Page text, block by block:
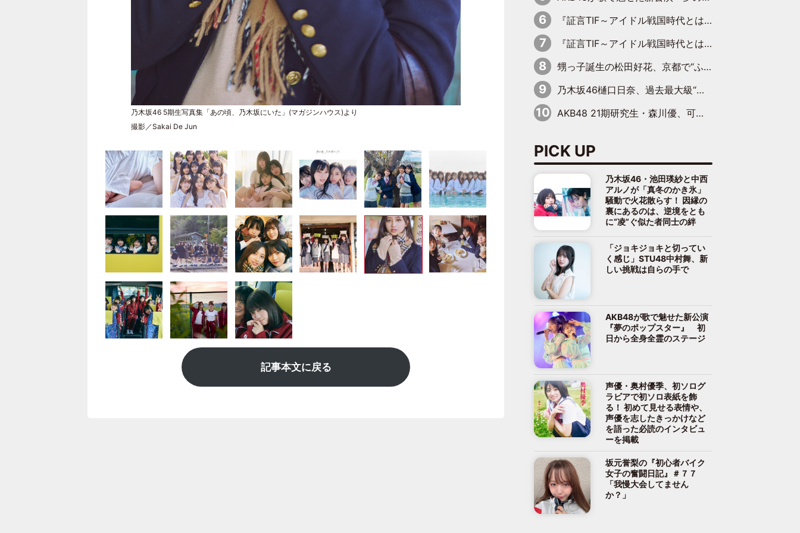
乃木坂46 5期生写真集「あの頃、乃木坂にいた」(マガジンハウス)より
撮影／Sakai De Jun
記事本文に戻る
『証言TIF～アイドル戦国時代とはなんだったのか～』第6回：でんぱ組.inc・古川未鈴×相沢梨紗「『ハロプロやりたかったな』って言ったら、夢眠ねむさんに『てめえはでんぱ組．incなんだよ！』って肩パンされて(笑)」
『証言TIF～アイドル戦国時代とはなんだったのか～』第11回：私立恵比寿中学・真山りか×安本彩花「TIFで10年ぶりのキョンシーメイクをしたら、場を完全に引かせてしまって。時代が変わったんだなって」
甥っ子誕生の松田好花、京都で“ふたつの家族”をはしご！ “母”黒谷友香に見送られ、“父”松岡昌宏とはハシゴ酒
乃木坂46樋口日奈、過去最大級“大人の色気”あふれる入浴姿披露
AKB48 21期研究生・森川優、可愛さもある大人の女性に
PICK UP
乃木坂46・池田瑛紗と中西
アルノが「真冬のかき氷」
騒動で火花散らす！ 因縁の
裏にあるのは、逆境をとも
に“凌”ぐ似た者同士の絆
「ジョキジョキと切ってい
く感じ」STU48中村舞、新
しい挑戦は自らの手で
AKB48が歌で魅せた新公演
『夢のポップスター』 初
日から全身全霊のステージ
声優・奥村優季、初ソログ
ラビアで初ソロ表紙を飾
る！ 初めて見せる表情や、
声優を志したきっかけなど
を語った必読のインタビュ
ーを掲載
坂元誉梨の『初心者バイク
女子の奮闘日記』＃７７
「我慢大会してません
か？」